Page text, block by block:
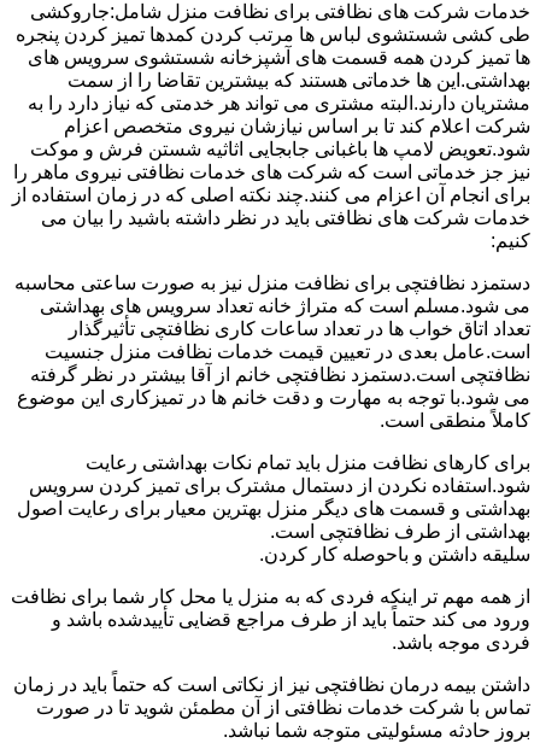
خدمات شرکت های نظافتی برای نظافت منزل شامل:جاروکشی
طی کشی شستشوی لباس ها مرتب کردن کمدها تمیز کردن پنجره
ها تمیز کردن همه قسمت های آشپزخانه شستشوی سرویس های
بهداشتی.این ها خدماتی هستند که بیشترین تقاضا را از سمت
مشتریان دارند.البته مشتری می تواند هر خدمتی که نیاز دارد را به
شرکت اعلام کند تا بر اساس نیازشان نیروی متخصص اعزام
شود.تعویض لامپ ها باغبانی جابجایی اثاثیه شستن فرش و موکت
نیز جز خدماتی است که شرکت های خدمات نظافتی نیروی ماهر را
برای انجام آن اعزام می کنند.چند نکته اصلی که در زمان استفاده از
خدمات شرکت های نظافتی باید در نظر داشته باشید را بیان می
کنیم:
دستمزد نظافتچی برای نظافت منزل نیز به صورت ساعتی محاسبه
می شود.مسلم است که متراژ خانه تعداد سرویس های بهداشتی
تعداد اتاق خواب ها در تعداد ساعات کاری نظافتچی تأثیرگذار
است.عامل بعدی در تعیین قیمت خدمات نظافت منزل جنسیت
نظافتچی است.دستمزد نظافتچی خانم از آقا بیشتر در نظر گرفته
می شود.با توجه به مهارت و دقت خانم ها در تمیزکاری این موضوع
کاملاً منطقی است.
برای کارهای نظافت منزل باید تمام نکات بهداشتی رعایت
شود.استفاده نکردن از دستمال مشترک برای تمیز کردن سرویس
بهداشتی و قسمت های دیگر منزل بهترین معیار برای رعایت اصول
بهداشتی از طرف نظافتچی است.
سلیقه داشتن و باحوصله کار کردن.
از همه مهم تر اینکه فردی که به منزل یا محل کار شما برای نظافت
ورود می کند حتماً باید از طرف مراجع قضایی تأییدشده باشد و
فردی موجه باشد.
داشتن بیمه درمان نظافتچی نیز از نکاتی است که حتماً باید در زمان
تماس با شرکت خدمات نظافتی از آن مطمئن شوید تا در صورت
بروز حادثه مسئولیتی متوجه شما نباشد.